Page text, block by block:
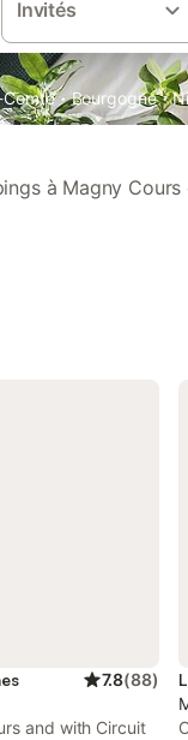
Invités
· Bourgogne ·
à Magny Cours
7.8(88)
and with Circuit